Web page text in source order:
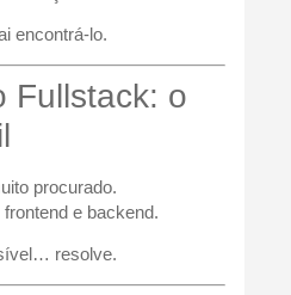
encontrá-lo.
Fullstack: o
procurado.
e backend.
resolve.